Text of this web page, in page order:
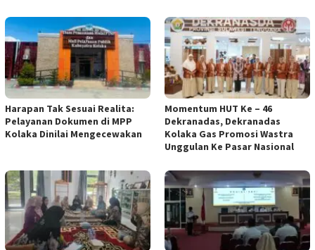
Harapan Tak Sesuai Realita:
Pelayanan Dokumen di MPP
Kolaka Dinilai Mengecewakan
Momentum HUT Ke – 46
Dekranadas, Dekranadas
Kolaka Gas Promosi Wastra
Unggulan Ke Pasar Nasional